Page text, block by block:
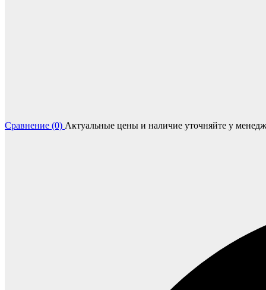
Сравнение (0) Актуальные цены и наличие уточняйте у